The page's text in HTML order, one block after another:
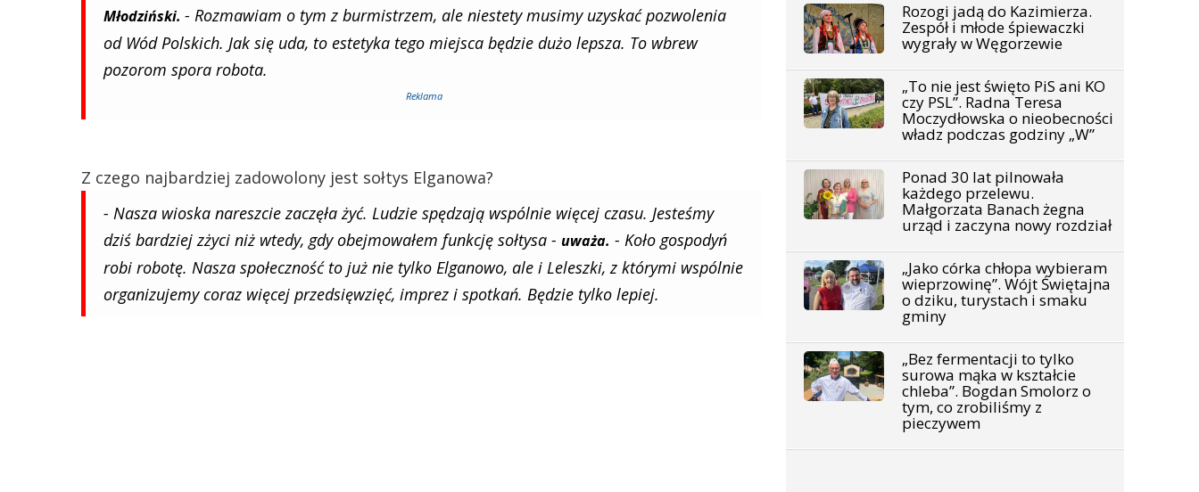
Młodziński.- Rozmawiam o tym z burmistrzem, ale niestety musimy uzyskać pozwolenia
od Wód Polskich. Jak się uda, to estetyka tego miejsca będzie dużo lepsza. To wbrew
pozorom spora robota.
Reklama
Z czego najbardziej zadowolony jest sołtys Elganowa?
- Nasza wioska nareszcie zaczęła żyć. Ludzie spędzają wspólnie więcej czasu. Jesteśmy
dziś bardziej zżyci niż wtedy, gdy obejmowałem funkcję sołtysa -uważa. - Koło gospodyń
robi robotę. Nasza społeczność to już nie tylko Elganowo, ale i Leleszki, z którymi wspólnie
organizujemy coraz więcej przedsięwzięć, imprez i spotkań. Będzie tylko lepiej.
Rozogi jadą do Kazimierza.
Zespół i młode śpiewaczki
wygrały w Węgorzewie
„To nie jest święto PiS ani KO
czy PSL”. Radna Teresa
Moczydłowska o nieobecności
władz podczas godziny „W”
Ponad 30 lat pilnowała
każdego przelewu.
Małgorzata Banach żegna
urząd i zaczyna nowy rozdział
„Jako córka chłopa wybieram
wieprzowinę”. Wójt Świętajna
o dziku, turystach i smaku
gminy
„Bez fermentacji to tylko
surowa mąka w kształcie
chleba”. Bogdan Smolorz o
tym, co zrobiliśmy z
pieczywem